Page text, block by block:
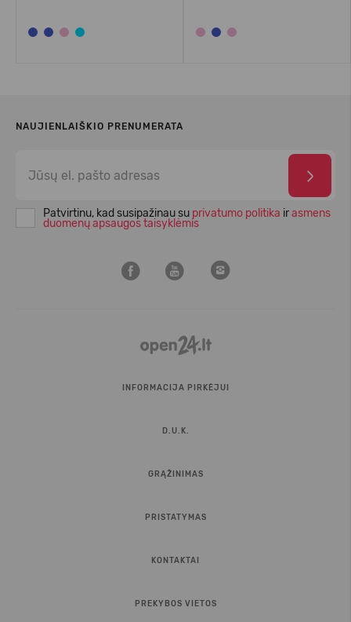
NAUJIENLAIŠKIO PRENUMERATA
Patvirtinu, kad susipažinau su privatumo politika irasmens
duomenų apsaugos taisyklėmis
INFORMACIJA PIRKĖJUI
D.U.K.
GRĄŽINIMAS
PRISTATYMAS
KONTAKTAI
PREKYBOS VIETOS